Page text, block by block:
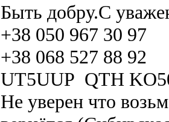
Быть добру.С
+38 050 967 30 97
+38 068 527 88 92
UT5UUP QTH
Не уверен что